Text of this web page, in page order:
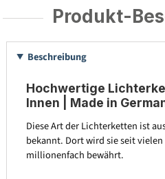
Produkt-
Beschreibung
Hochwertige
Innen | Made in
Diese Art der Lichterketten ist
bekannt. Dort wird sie seit
millionenfach bewährt.